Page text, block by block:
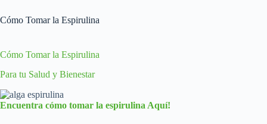
Cómo Tomar la Espirulina
Cómo Tomar la Espirulina
Para tu Salud y Bienestar
Encuentra cómo tomar la espirulina Aquí!